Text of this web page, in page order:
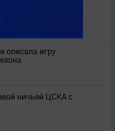
скандировавших
описала игру
ничьей ЦСКА с